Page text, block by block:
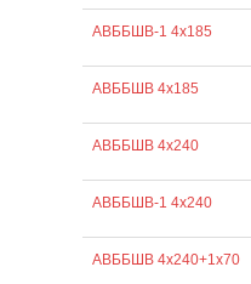
АВББШВ-1 4х185
АВББШВ 4х185
АВББШВ 4х240
АВББШВ-1 4х240
АВББШВ 4х240+1х70